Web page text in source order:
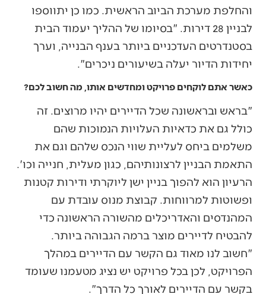
והחלפת מערכת הביוב הראשית. כמו כן יתווספו
לבניין 28 דירות. "בסיומו של ההליך יעמוד הבית
בסטנדרטים העדכניים ביותר בענף הבנייה, וערך
יחידות הדיור יעלה בשיעורים ניכרים".
כאשר אתם לוקחים פרויקט ומחדשים אותו, מה חשוב לכם?
"בראש ובראשונה שכל הדיירים יהיו מרוצים. זה
כולל גם את כדאיות העלויות הנמוכות שהם
משלמים ביחס לעליית שווי הנכס שלהם וגם את
התאמת הבניין לרצונותיהם, כגון מעלית, חנייה וכו'.
הרעיון הוא להפוך בניין ישן ליוקרתי ודירות קטנות
ופשוטות למרווחות. קבוצת מנוס עובדת עם
המהנדסים והאדריכלים מהשורה הראשונה כדי
להבטיח לדיירים מוצר ברמה הגבוהה ביותר.
"חשוב לנו מאוד גם הקשר עם הדיירים במהלך
הפרויקט, לכן בכל פרויקט יש נציג מטעמנו שעומד
בקשר עם הדיירים לאורך כל הדרך".